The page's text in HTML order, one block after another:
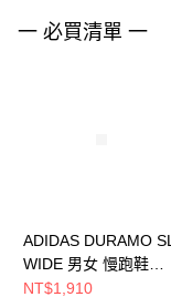
一 必買清單 一
ADIDAS DURAMO SL
WIDE 男女 慢跑鞋
IG0309
NT$1,910